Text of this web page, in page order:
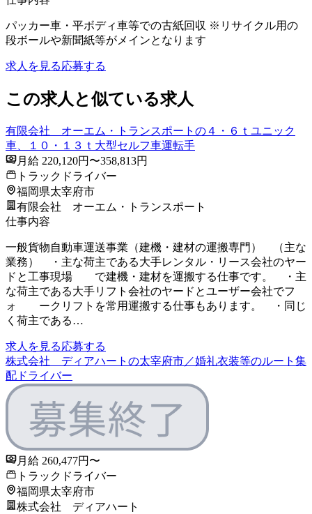
パッカー車・平ボディ車等での古紙回収 ※リサイクル用の
段ボールや新聞紙等がメインとなります
求人を見る応募する
この求人と似ている求人
有限会社 オーエム・トランスポートの４・６ｔユニック
車、１０・１３ｔ大型セルフ車運転手
月給 220,120円〜358,813円
トラックドライバー
福岡県太宰府市
有限会社 オーエム・トランスポート
仕事内容
一般貨物自動車運送事業（建機・建材の運搬専門） （主な
業務） ・主な荷主である大手レンタル・リース会社のヤー
ドと工事現場 で建機・建材を運搬する仕事です。 ・主
な荷主である大手リフト会社のヤードとユーザー会社でフ
ォ ークリフトを常用運搬する仕事もあります。 ・同じ
く荷主である…
求人を見る応募する
株式会社 ディアハートの太宰府市／婚礼衣装等のルート集
配ドライバー
月給 260,477円〜
トラックドライバー
福岡県太宰府市
株式会社 ディアハート